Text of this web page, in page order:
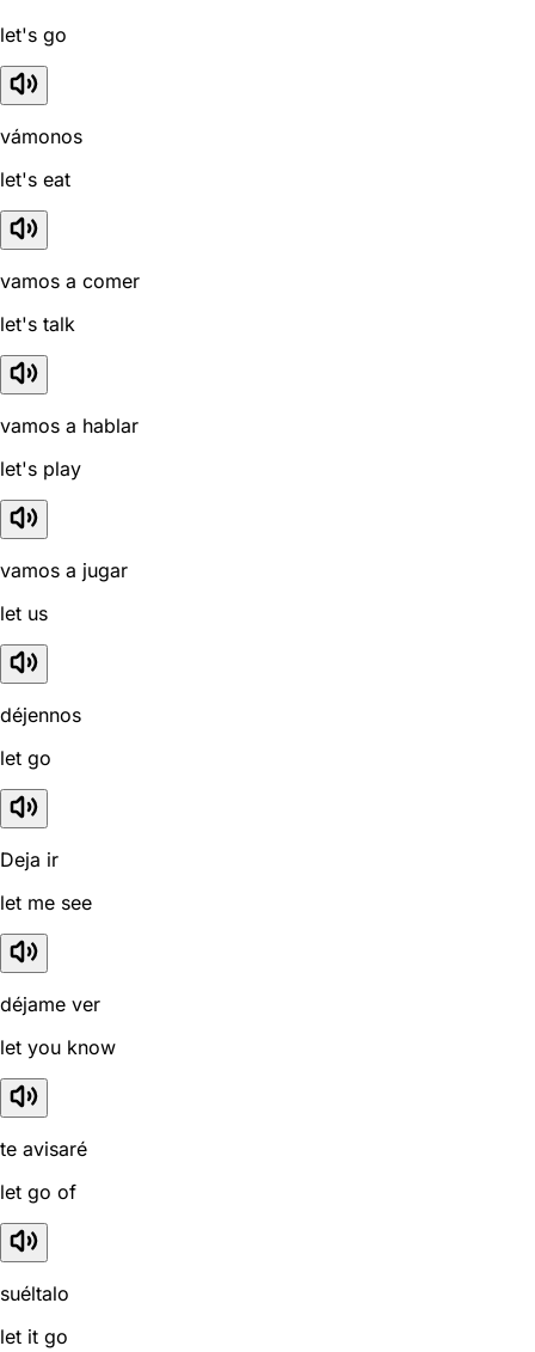
let's go
vámonos
let's eat
vamos a comer
let's talk
vamos a hablar
let's play
vamos a jugar
let us
déjennos
let go
Deja ir
let me see
déjame ver
let you know
te avisaré
let go of
suéltalo
let it go